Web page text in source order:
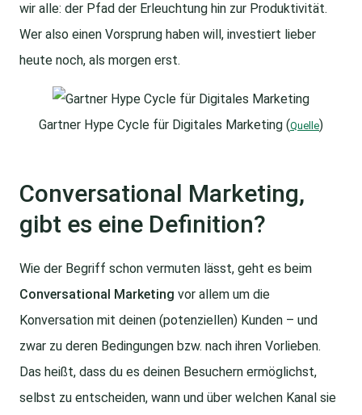
wir alle: der Pfad der Erleuchtung hin zur Produktivität.
Wer also einen Vorsprung haben will, investiert lieber
heute noch, als morgen erst.
Gartner Hype Cycle für Digitales Marketing (Quelle)
Conversational Marketing,
gibt es eine Definition?
Wie der Begriff schon vermuten lässt, geht es beim
Conversational Marketing vor allem um die
Konversation mit deinen (potenziellen) Kunden – und
zwar zu deren Bedingungen bzw. nach ihren Vorlieben.
Das heißt, dass du es deinen Besuchern ermöglichst,
selbst zu entscheiden, wann und über welchen Kanal sie